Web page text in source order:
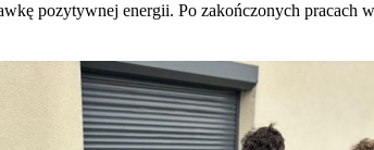
pozytywnej energii. Po zakończonych